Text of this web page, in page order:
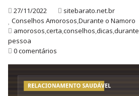
27/11/2022
sitebarato.net.br
Conselhos Amorosos,Durante o Namoro
amorosos,certa,conselhos,dicas,durante
pessoa
0 comentários